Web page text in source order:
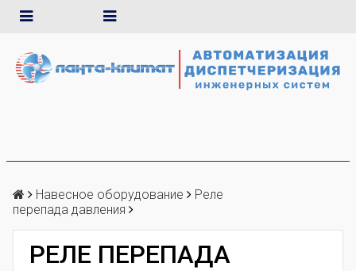
Навесное оборудование
Реле
перепада давления
РЕЛЕ ПЕРЕПАДА